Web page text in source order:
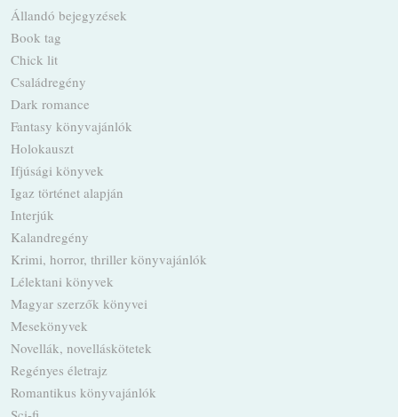
Állandó bejegyzések
Book tag
Chick lit
Családregény
Dark romance
Fantasy könyvajánlók
Holokauszt
Ifjúsági könyvek
Igaz történet alapján
Interjúk
Kalandregény
Krimi, horror, thriller könyvajánlók
Lélektani könyvek
Magyar szerzők könyvei
Mesekönyvek
Novellák, novelláskötetek
Regényes életrajz
Romantikus könyvajánlók